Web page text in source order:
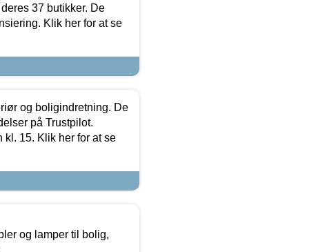
37 butikker. De
Klik her for at se
og boligindretning. De
på Trustpilot.
15. Klik her for at se
og lamper til bolig,